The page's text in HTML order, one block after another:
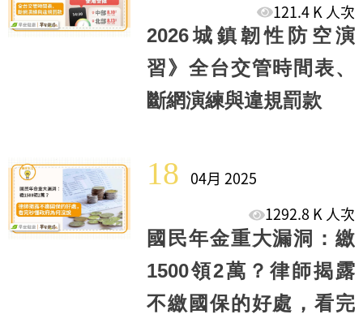
121.4 K 人次
2026城鎮韌性防空演
習》全台交管時間表、
斷網演練與違規罰款
18 04月 2025
1292.8 K 人次
國民年金重大漏洞：繳
1500領2萬？律師揭露
不繳國保的好處，看完